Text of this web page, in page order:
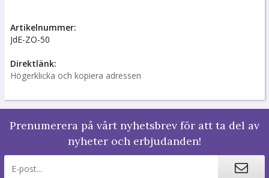
Artikelnummer:
JdE-ZO-50
Direktlänk:
Högerklicka och kopiera adressen
Prenumerera på vårt nyhetsbrev för att ta del av
nyheter och erbjudanden!